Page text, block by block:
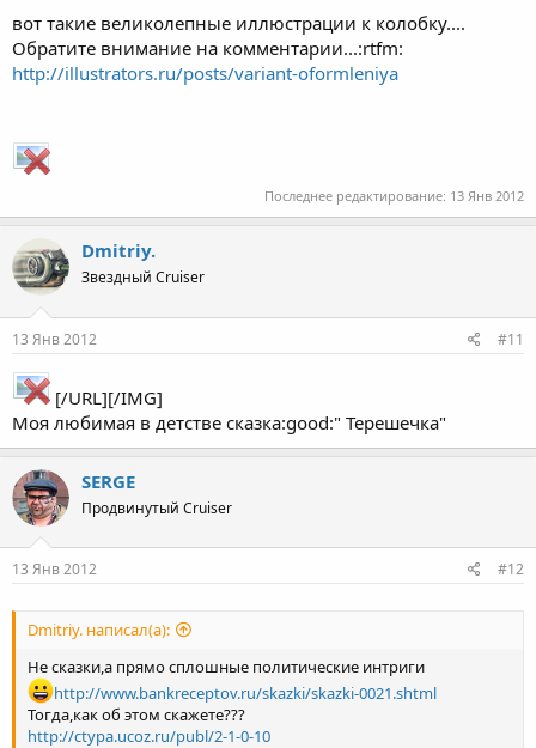
вот такие великолепные иллюстрации к колобку....
Обратите внимание на комментарии...:rtfm:
http://illustrators.ru/posts/variant-oformleniya
Последнее редактирование: 13 Янв 2012
Dmitriy.
Звездный Cruiser
13 Янв 2012 #11
[/URL][/IMG]
Моя любимая в детстве сказка:good:" Терешечка"
SERGE
Продвинутый Cruiser
13 Янв 2012 #12
Dmitriy. написал(а):
Не сказки,а прямо сплошные политические интриги
http://www.bankreceptov.ru/skazki/skazki-0021.shtml
Тогда,как об этом скажете???
http://ctypa.ucoz.ru/publ/2-1-0-10